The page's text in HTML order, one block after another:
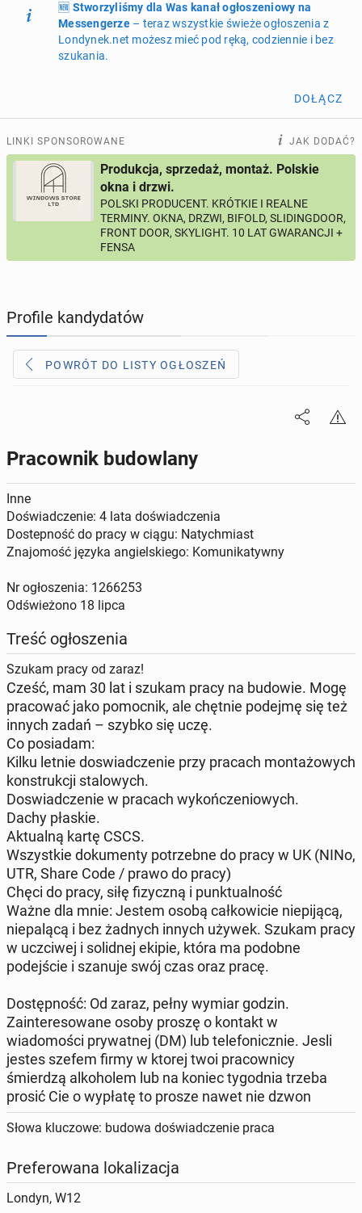
Dodaj ogłoszenie Moje ogłoszenia
Oferta i cennik ogłoszeń
ogłoszenia online
PROFILE KANDYDATÓW 290 profili online
USŁUGI 160ogłoszeń online
MOTORYZACJA 10ogłoszeń online
KUPIĘ & SPRZEDAM
TOWARZYSKIE
🆕 Stworzyliśmy dla Was kanał ogłoszeniowy na
Messengerze– teraz wszystkie świeże ogłoszenia z
Londynek.net możesz mieć pod ręką, codziennie i bez
szukania.
DOŁĄCZ
LINKI SPONSOROWANE JAK DODAĆ?
Produkcja, sprzedaż, montaż. Polskie
okna i drzwi.
POLSKI PRODUCENT. KRÓTKIE I REALNE
TERMINY. OKNA, DRZWI, BIFOLD, SLIDINGDOOR,
FRONT DOOR, SKYLIGHT. 10 LAT GWARANCJI +
FENSA
Profile kandydatów
POWRÓT DO LISTY OGŁOSZEŃ
Pracownik budowlany
Inne
Doświadczenie: 4 lata doświadczenia
Dostepność do pracy w ciągu: Natychmiast
Znajomość języka angielskiego: Komunikatywny
Nr ogłoszenia: 1266253
Odświeżono 18 lipca
Treść ogłoszenia
Szukam pracy od zaraz!
​Cześć, mam 30 lat i szukam pracy na budowie. Mogę
pracować jako pomocnik, ale chętnie podejmę się też
innych zadań – szybko się uczę.
​Co posiadam:
Kilku letnie doswiadczenie przy pracach montażowych
konstrukcji stalowych.
Doswiadczenie w pracach wykończeniowych.
Dachy płaskie.
​Aktualną kartę CSCS.
​Wszystkie dokumenty potrzebne do pracy w UK (NINo,
UTR, Share Code / prawo do pracy)
​Chęci do pracy, siłę fizyczną i punktualność
​Ważne dla mnie: Jestem osobą całkowicie niepijącą,
niepalącą i bez żadnych innych używek. Szukam pracy
w uczciwej i solidnej ekipie, która ma podobne
podejście i szanuje swój czas oraz pracę.
Dostępność: Od zaraz, pełny wymiar godzin.
​Zainteresowane osoby proszę o kontakt w
wiadomości prywatnej (DM) lub telefonicznie. Jesli
jestes szefem firmy w ktorej twoi pracownicy
śmierdzą alkoholem lub na koniec tygodnia trzeba
prosić Cie o wypłatę to prosze nawet nie dzwon
Słowa kluczowe: budowa doświadczenie praca
Preferowana lokalizacja
Londyn, W12